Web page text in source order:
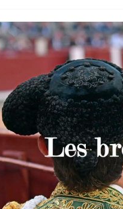
ACTUALITÉS TAURINES
Istres,
photos
19/06/2026 Tertulias